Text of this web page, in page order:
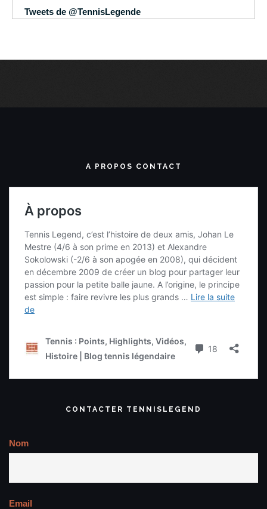
Tweets de @TennisLegende
A PROPOS CONTACT
CONTACTER TENNISLEGEND
Nom
Email